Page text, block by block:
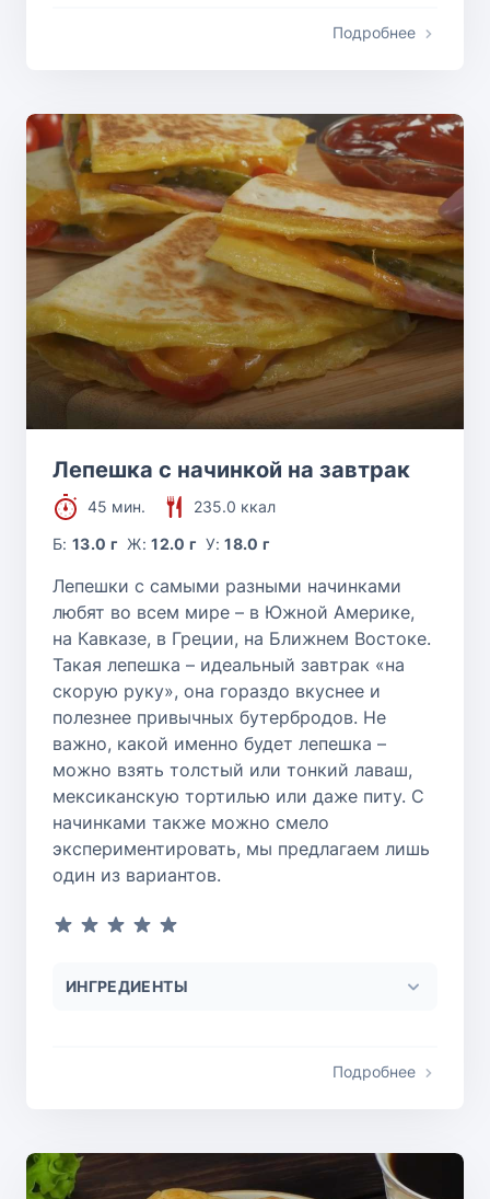
Подробнее
Лепешка с начинкой на завтрак
45 мин.
235.0 ккал
Б:13.0 г Ж:12.0 г У:18.0 г
Лепешки с самыми разными начинками
любят во всем мире – в Южной Америке,
на Кавказе, в Греции, на Ближнем Востоке.
Такая лепешка – идеальный завтрак «на
скорую руку», она гораздо вкуснее и
полезнее привычных бутербродов. Не
важно, какой именно будет лепешка –
можно взять толстый или тонкий лаваш,
мексиканскую тортилью или даже питу. С
начинками также можно смело
экспериментировать, мы предлагаем лишь
один из вариантов.
ИНГРЕДИЕНТЫ
Подробнее